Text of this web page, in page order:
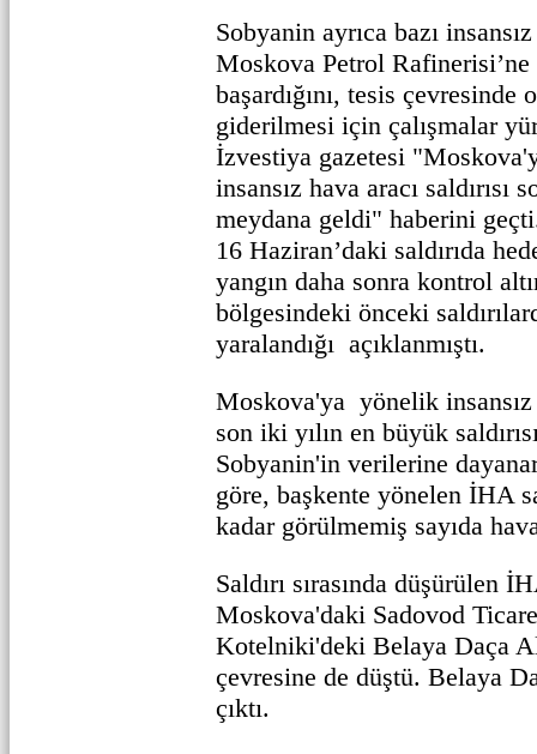
Sobyanin ayrıca bazı
Moskova Petrol
başardığını, tesis çevresinde
giderilmesi için çalışmalar
İzvestiya gazetesi
insansız hava aracı saldırısı
meydana geldi" haberini
16 Haziran’daki saldırıda
yangın daha sonra kontrol
bölgesindeki önceki
yaralandığı açıklanmıştı.
Moskova'ya yönelik insansız
son iki yılın en büyük
Sobyanin'in verilerine
göre, başkente yönelen İHA
kadar görülmemiş sayıda
Saldırı sırasında düşürülen
Moskova'daki Sadovod
Kotelniki'deki Belaya Daça
çevresine de düştü. Belaya
çıktı.